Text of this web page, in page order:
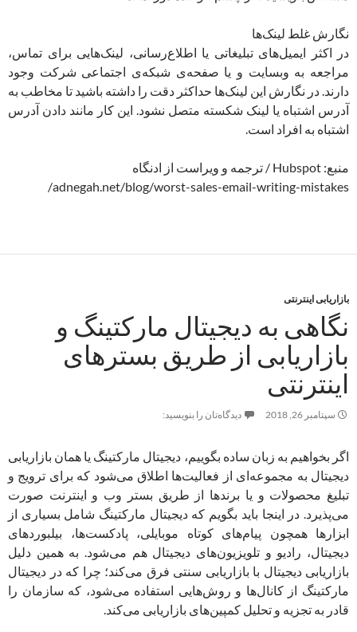
نگارش غلط لینک‌ها
در اکثر ایمیل‌های تبلیغاتی یا اطلاع‌رسانی، لینک‌هایی برای تماس،
مراجعه به وبسایت و یا صفحه‌ی شبکه‌ی اجتماعی شرکت وجود
دارند. در نگارش این لینک‌ها حداکثر دقت را داشته باشید تا مخاطب به
آدرس اشتباه یا لینک شکسته متصل نشود. این کار مانند دادن آدرس
اشتباه به افراد است.
منبع: Hubspot / ترجمه و ویراست از ادنگاه
adnegah.net/blog/worst-sales-email-writing-mistakes/
بازاریابی اینترنتی
نگاهی به دیجیتال مارکتینگ و
بازاریابی از طریق بسترهای
اینترنتی
سپتامبر 26, 2018 دیدگاه‌تان را بنویسید:
اگر بخواهیم به زبان ساده بگوییم، دیجیتال مارکتینگ یا همان بازاریابی
دیجیتال به مجموعه‌ای از فعالیت‌ها اطلاق می‌شود که برای ترویج و
تبلیغ محصولات و یا برندها از طریق بستر وب و اینترنت صورت
می‌پذیرد. در اینجا باید بگویم که دیجیتال مارکتینگ شامل بسیاری از
ابزارها همچون پیام‌های کوتاه موبایلی، پادکست‌ها، بیلبوردهای
دیجیتال، رادیو و تلویزیون‌های دیجیتال هم می‌شود. به همین دلیل
بازاریابی دیجیتال با بازاریابی سنتی فرق می‌کند؛ چرا که در دیجیتال
مارکتینگ از کانال‌ها و روش‌هایی استفاده می‌شود، که سازمان را
قادر به تجزیه و تحلیل کمپین‌های بازاریابی می‌کند.